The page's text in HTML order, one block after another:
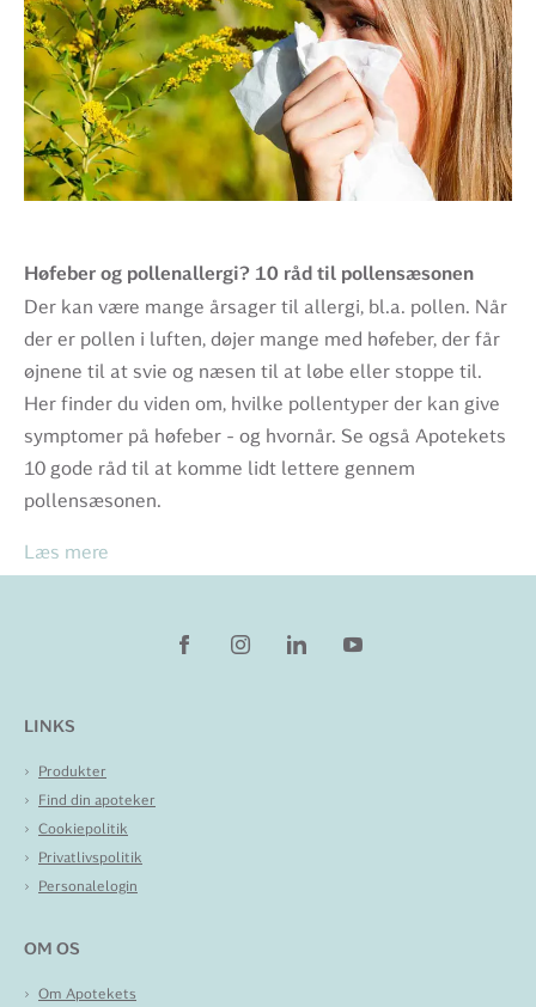
Høfeber og pollenallergi? 10 råd til pollensæsonen
Der kan være mange årsager til allergi, bl.a. pollen. Når
der er pollen i luften, døjer mange med høfeber, der får
øjnene til at svie og næsen til at løbe eller stoppe til.
Her finder du viden om, hvilke pollentyper der kan give
symptomer på høfeber - og hvornår. Se også Apotekets
10 gode råd til at komme lidt lettere gennem
pollensæsonen.
Læs mere
LINKS
Produkter
Find din apoteker
Cookiepolitik
Privatlivspolitik
Personalelogin
OM OS
Om Apotekets